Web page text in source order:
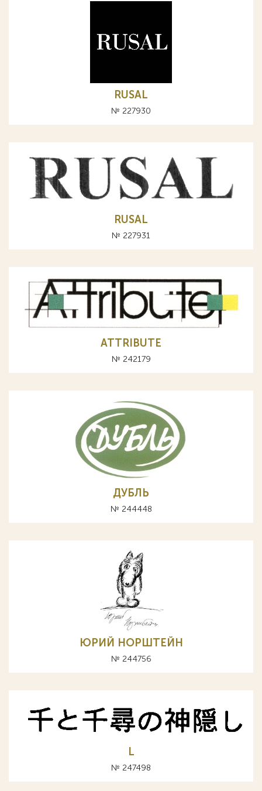
RUSAL
№ 227930
RUSAL
№ 227931
ATTRIBUTE
№ 242179
ДУБЛЬ
№ 244448
ЮРИЙ НОРШТЕЙН
№ 244756
L
№ 247498